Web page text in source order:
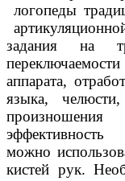
логопеды
задания на
аппарата,
языка,
можно
кистей рук.